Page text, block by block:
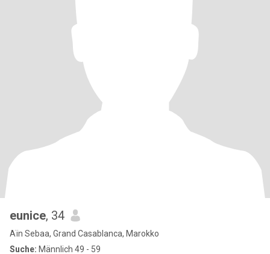
eunice, 34
Aïn Sebaa, Grand Casablanca, Marokko
Suche: Männlich 49 - 59